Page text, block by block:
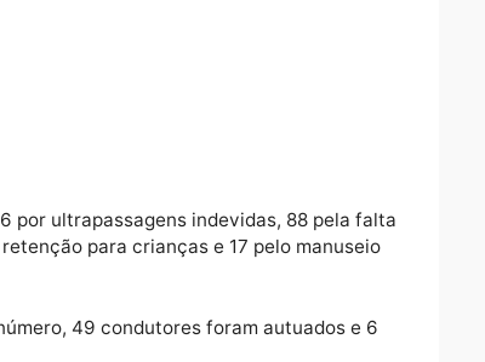
à meia-noite do dia 17 de fevereiro (sexta-